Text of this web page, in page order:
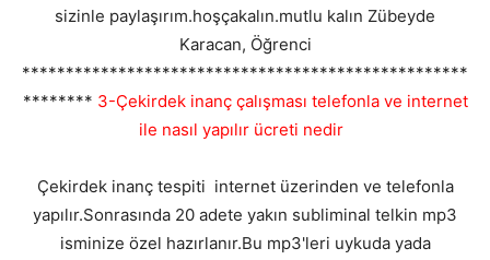
sizinle paylaşırım.hoşçakalın.mutlu kalın Zübeyde
Karacan, Öğrenci
***************************************************
******** 3-Çekirdek inanç çalışması telefonla ve internet
ile nasıl yapılır ücreti nedir
Çekirdek inanç tespiti internet üzerinden ve telefonla
yapılır.Sonrasında 20 adete yakın subliminal telkin mp3
isminize özel hazırlanır.Bu mp3'leri uykuda yada